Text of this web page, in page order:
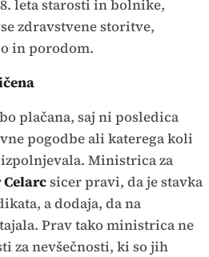
leta starosti in bolnike,
zdravstvene storitve,
in porodom.
plačana, saj ni posledica
pogodbe ali katerega koli
Ministrica za
sicer pravi, da je stavka
a dodaja, da na
Prav tako ministrica ne
za nevšečnosti, ki so jih